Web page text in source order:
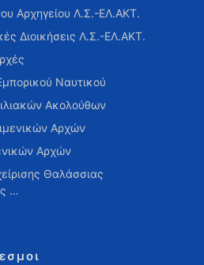
Αρχηγείου Λ.Σ.-ΕΛ.ΑΚΤ.
Διοικήσεις Λ.Σ.-ΕΛ.ΑΚΤ.
Ναυτικού
Ακολούθων
Αρχών
Αρχών
Θαλάσσιας
…